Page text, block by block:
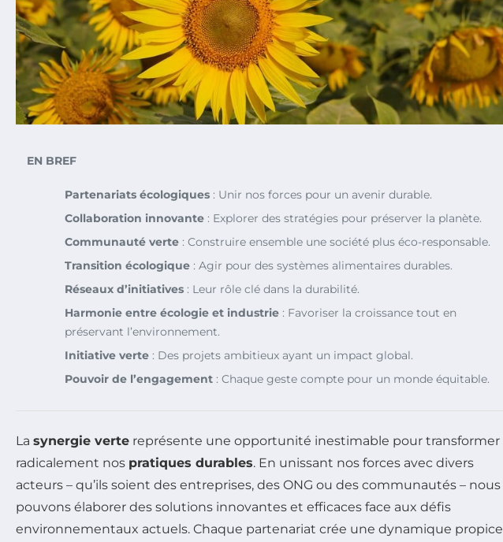
EN BREF
Partenariats écologiques : Unir nos forces pour un avenir durable.
Collaboration innovante : Explorer des stratégies pour préserver la planète.
Communauté verte : Construire ensemble une société plus éco-responsable.
Transition écologique : Agir pour des systèmes alimentaires durables.
Réseaux d’initiatives : Leur rôle clé dans la durabilité.
Harmonie entre écologie et industrie : Favoriser la croissance tout en
préservant l’environnement.
Initiative verte : Des projets ambitieux ayant un impact global.
Pouvoir de l’engagement : Chaque geste compte pour un monde équitable.
La synergie verte représente une opportunité inestimable pour transformer
radicalement nos pratiques durables. En unissant nos forces avec divers
acteurs – qu’ils soient des entreprises, des ONG ou des communautés – nous
pouvons élaborer des solutions innovantes et efficaces face aux défis
environnementaux actuels. Chaque partenariat crée une dynamique propice